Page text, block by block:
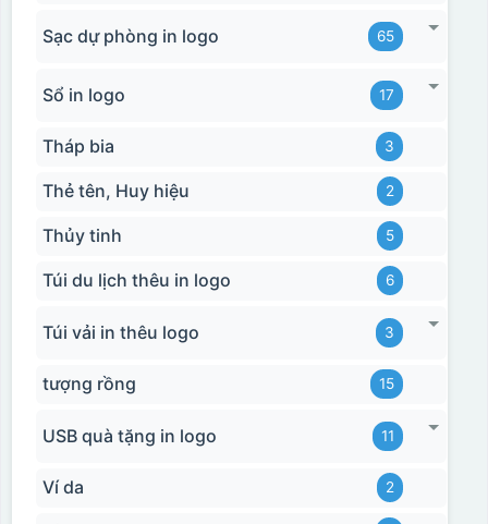
Sạc dự phòng in logo 65
Sổ in logo 17
Tháp bia 3
Thẻ tên, Huy hiệu 2
Thủy tinh 5
Túi du lịch thêu in logo 6
Túi vải in thêu logo 3
tượng rồng 15
USB quà tặng in logo 11
Ví da 2